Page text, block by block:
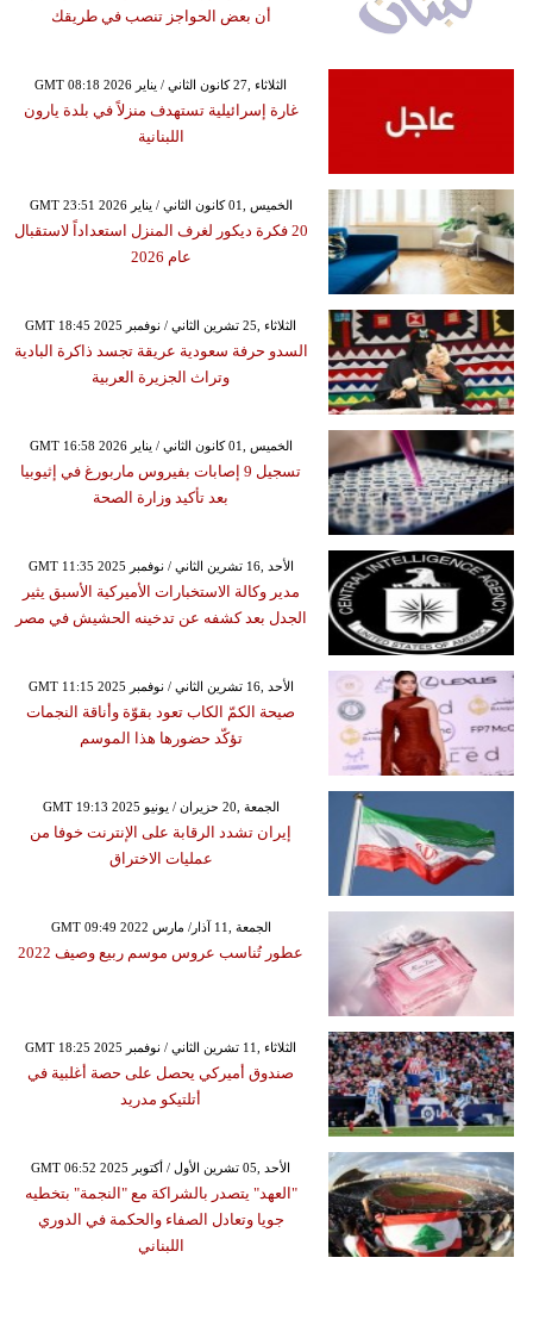
أن بعض الحواجز تنصب في طريقك
GMT 08:18 2026 الثلاثاء ,27 كانون الثاني / يناير
غارة إسرائيلية تستهدف منزلاً في بلدة يارون
اللبنانية
GMT 23:51 2026 الخميس ,01 كانون الثاني / يناير
20 فكرة ديكور لغرف المنزل استعداداً لاستقبال
عام 2026
GMT 18:45 2025 الثلاثاء ,25 تشرين الثاني / نوفمبر
السدو حرفة سعودية عريقة تجسد ذاكرة البادية
وتراث الجزيرة العربية
GMT 16:58 2026 الخميس ,01 كانون الثاني / يناير
تسجيل 9 إصابات بفيروس ماربورغ في إثيوبيا
بعد تأكيد وزارة الصحة
GMT 11:35 2025 الأحد ,16 تشرين الثاني / نوفمبر
مدير وكالة الاستخبارات الأميركية الأسبق يثير
الجدل بعد كشفه عن تدخينه الحشيش في مصر
GMT 11:15 2025 الأحد ,16 تشرين الثاني / نوفمبر
صيحة الكمّ الكاب تعود بقوّة وأناقة النجمات
تؤكّد حضورها هذا الموسم
GMT 19:13 2025 الجمعة ,20 حزيران / يونيو
إيران تشدد الرقابة على الإنترنت خوفا من
عمليات الاختراق
GMT 09:49 2022 الجمعة ,11 آذار/ مارس
عطور تُناسب عروس موسم ربيع وصيف 2022
GMT 18:25 2025 الثلاثاء ,11 تشرين الثاني / نوفمبر
صندوق أميركي يحصل على حصة أغلبية في
أتلتيكو مدريد
GMT 06:52 2025 الأحد ,05 تشرين الأول / أكتوبر
"العهد" يتصدر بالشراكة مع "النجمة" بتخطيه
جويا وتعادل الصفاء والحكمة في الدوري
اللبناني